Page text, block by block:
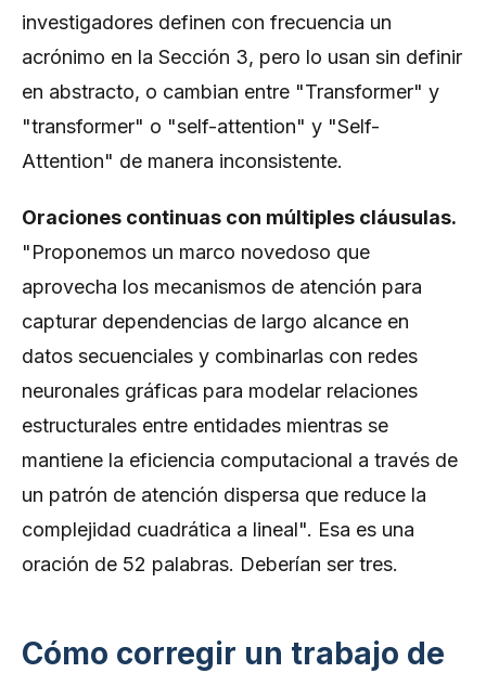
investigadores definen con frecuencia un
acrónimo en la Sección 3, pero lo usan sin definir
en abstracto, o cambian entre "Transformer" y
"transformer" o "self-attention" y "Self-
Attention" de manera inconsistente.
Oraciones continuas con múltiples cláusulas.
"Proponemos un marco novedoso que
aprovecha los mecanismos de atención para
capturar dependencias de largo alcance en
datos secuenciales y combinarlas con redes
neuronales gráficas para modelar relaciones
estructurales entre entidades mientras se
mantiene la eficiencia computacional a través de
un patrón de atención dispersa que reduce la
complejidad cuadrática a lineal". Esa es una
oración de 52 palabras. Deberían ser tres.
Cómo corregir un trabajo de